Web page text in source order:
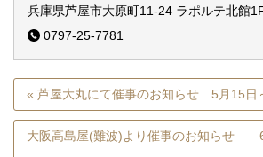
兵庫県芦屋市大原町11-24 ラポルテ北館
0797-25-7781
« 芦屋大丸にて催事のお知らせ 5月15日
大阪高島屋(難波)より催事のお知らせ